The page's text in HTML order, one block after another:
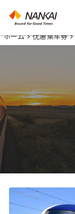
ホーム 优惠乘车券